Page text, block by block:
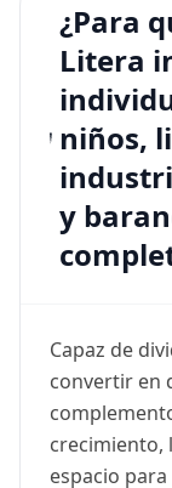
¿Para
Litera
niños,
y
Capaz de
convertir en
crecimiento,
espacio